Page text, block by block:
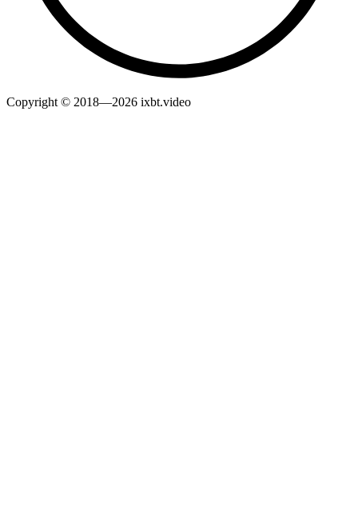
Copyright © 2018—2026 ixbt.video